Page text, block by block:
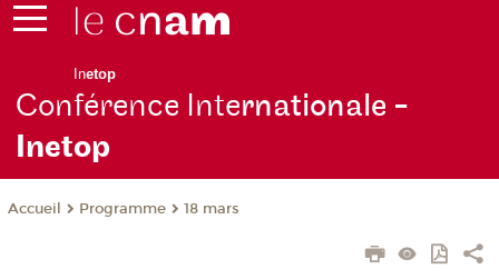
Inetop
Conférence Internationale -
Inetop
Accueil Programme 18 mars